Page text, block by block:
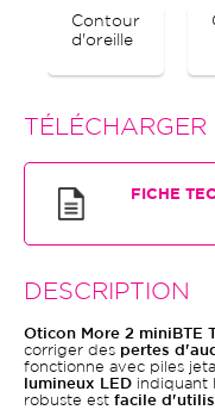
Contour
d'oreille
FICHE
DESCRIPTION
Oticon More 2 miniBTE T
corriger des pertes
fonctionne avec piles
lumineux LED indiquant
robuste est facile